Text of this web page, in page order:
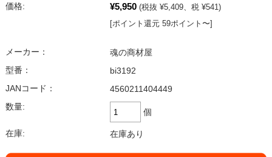
価格: ¥5,950 (税抜 ¥5,409、税 ¥541)
[ポイント還元 59ポイント〜]
メーカー：
魂の商材屋
型番：
bi3192
JANコード：
4560211404449
数量:
個
在庫: 在庫あり